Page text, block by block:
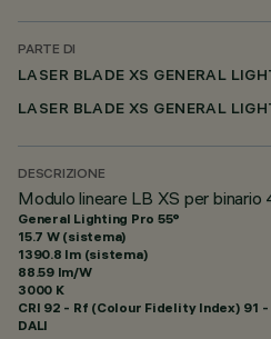
PARTE DI
DESCRIZIONE
Modulo lineare LB XS per
General Lighting Pro 55°
15.7 W (sistema)
1390.8 lm (sistema)
88.59 lm/W
3000 K
CRI 92 - Rf (Colour Fidelity Index) 91 -
DALI